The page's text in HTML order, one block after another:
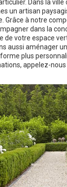
Dans la ville
un artisan
Grâce à notre
dans la
de votre espace
aussi aménager
plus
appelez-nous